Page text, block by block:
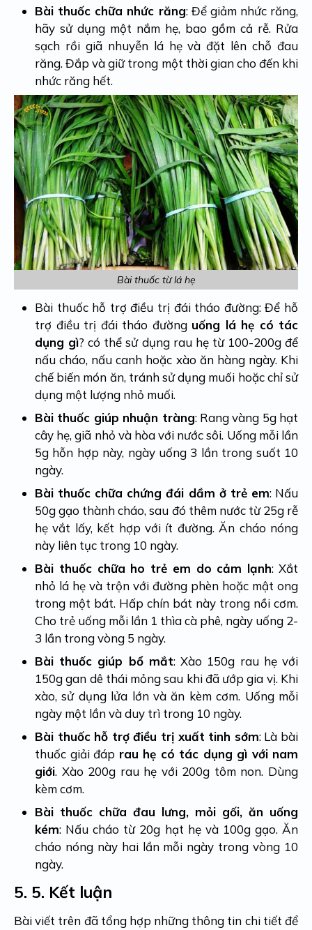
Bài thuốc chữa nhức răng: Để giảm nhức răng,
hãy sử dụng một nắm hẹ, bao gồm cả rễ. Rửa
sạch rồi giã nhuyễn lá hẹ và đặt lên chỗ đau
răng. Đắp và giữ trong một thời gian cho đến khi
nhức răng hết.
Bài thuốc từ lá hẹ
Bài thuốc hỗ trợ điều trị đái tháo đường: Để hỗ
trợ điều trị đái tháo đường uống lá hẹ có tác
dụng gì? có thể sử dụng rau hẹ từ 100-200g để
nấu cháo, nấu canh hoặc xào ăn hàng ngày. Khi
chế biến món ăn, tránh sử dụng muối hoặc chỉ sử
dụng một lượng nhỏ muối.
Bài thuốc giúp nhuận tràng: Rang vàng 5g hạt
cây hẹ, giã nhỏ và hòa với nước sôi. Uống mỗi lần
5g hỗn hợp này, ngày uống 3 lần trong suốt 10
ngày.
Bài thuốc chữa chứng đái dầm ở trẻ em: Nấu
50g gạo thành cháo, sau đó thêm nước từ 25g rễ
hẹ vắt lấy, kết hợp với ít đường. Ăn cháo nóng
này liên tục trong 10 ngày.
Bài thuốc chữa ho trẻ em do cảm lạnh: Xắt
nhỏ lá hẹ và trộn với đường phèn hoặc mật ong
trong một bát. Hấp chín bát này trong nồi cơm.
Cho trẻ uống mỗi lần 1 thìa cà phê, ngày uống 2-
3 lần trong vòng 5 ngày.
Bài thuốc giúp bổ mắt: Xào 150g rau hẹ với
150g gan dê thái mỏng sau khi đã ướp gia vị. Khi
xào, sử dụng lửa lớn và ăn kèm cơm. Uống mỗi
ngày một lần và duy trì trong 10 ngày.
Bài thuốc hỗ trợ điều trị xuất tinh sớm: Là bài
thuốc giải đáp rau hẹ có tác dụng gì với nam
giới. Xào 200g rau hẹ với 200g tôm non. Dùng
kèm cơm.
Bài thuốc chữa đau lưng, mỏi gối, ăn uống
kém: Nấu cháo từ 20g hạt hẹ và 100g gạo. Ăn
cháo nóng này hai lần mỗi ngày trong vòng 10
ngày.
5. 5. Kết luận
Bài viết trên đã tổng hợp những thông tin chi tiết để